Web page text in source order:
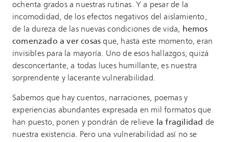
ochenta grados a nuestras rutinas. Y a pesar de la
incomodidad, de los efectos negativos del aislamiento,
de la dureza de las nuevas condiciones de vida, hemos
comenzado a ver cosas que, hasta este momento, eran
invisibles para la mayoría. Uno de esos hallazgos, quizá
desconcertante, a todas luces humillante, es nuestra
sorprendente y lacerante vulnerabilidad.
Sabemos que hay cuentos, narraciones, poemas y
experiencias abundantes expresada en mil formatos que
han puesto, ponen y pondrán de relieve la fragilidad de
nuestra existencia. Pero una vulnerabilidad así no se